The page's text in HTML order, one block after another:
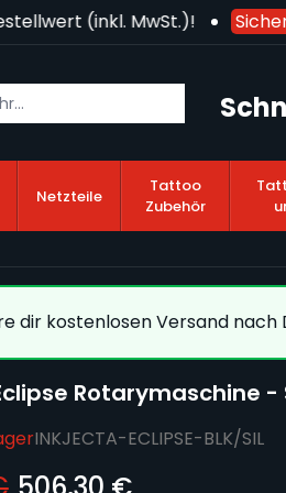
(inkl. MwSt.)! Sichere
Netzteile
Tattoo
Zubehör
dir kostenlosen Versand
Rotarymaschine -
INKJECTA-ECLIPSE-BLK/SIL